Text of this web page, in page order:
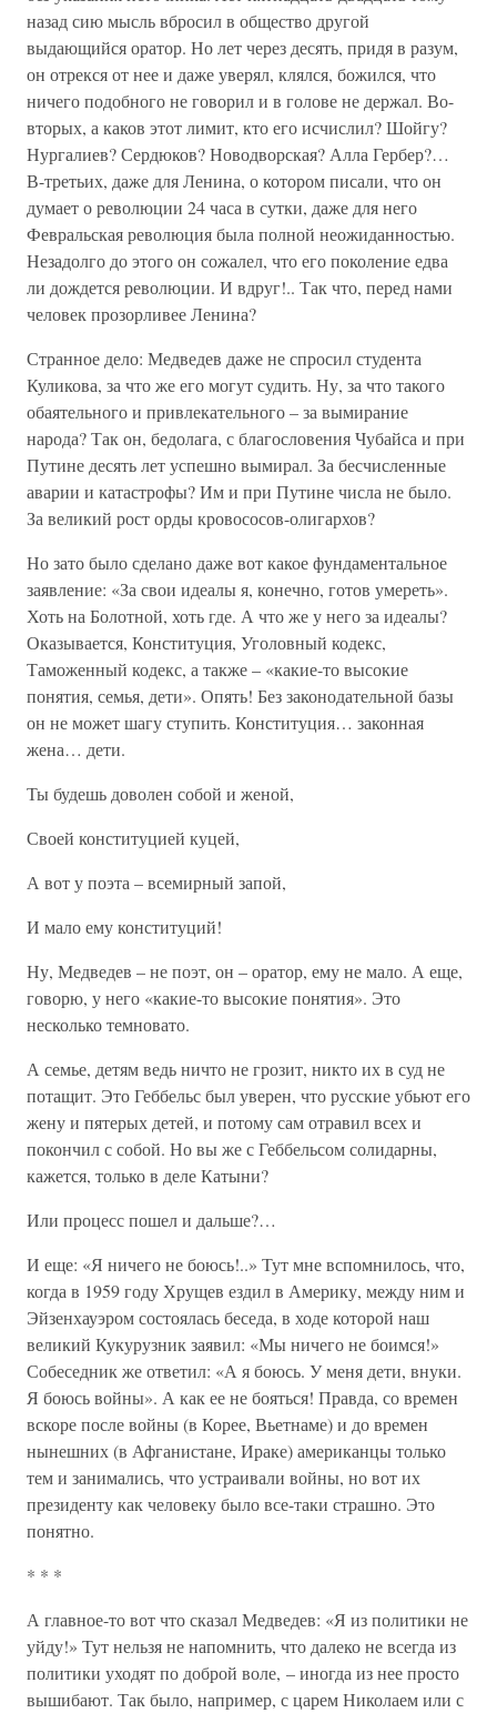
назад сию мысль вбросил в общество другой
выдающийся оратор. Но лет через десять, придя в разум,
он отрекся от нее и даже уверял, клялся, божился, что
ничего подобного не говорил и в голове не держал. Во-
вторых, а каков этот лимит, кто его исчислил? Шойгу?
Нургалиев? Сердюков? Новодворская? Алла Гербер?…
В-третьих, даже для Ленина, о котором писали, что он
думает о революции 24 часа в сутки, даже для него
Февральская революция была полной неожиданностью.
Незадолго до этого он сожалел, что его поколение едва
ли дождется революции. И вдруг!.. Так что, перед нами
человек прозорливее Ленина?
Странное дело: Медведев даже не спросил студента
Куликова, за что же его могут судить. Ну, за что такого
обаятельного и привлекательного – за вымирание
народа? Так он, бедолага, с благословения Чубайса и при
Путине десять лет успешно вымирал. За бесчисленные
аварии и катастрофы? Им и при Путине числа не было.
За великий рост орды кровососов-олигархов?
Но зато было сделано даже вот какое фундаментальное
заявление: «За свои идеалы я, конечно, готов умереть».
Хоть на Болотной, хоть где. А что же у него за идеалы?
Оказывается, Конституция, Уголовный кодекс,
Таможенный кодекс, а также – «какие-то высокие
понятия, семья, дети». Опять! Без законодательной базы
он не может шагу ступить. Конституция… законная
жена… дети.
Ты будешь доволен собой и женой,
Своей конституцией куцей,
А вот у поэта – всемирный запой,
И мало ему конституций!
Ну, Медведев – не поэт, он – оратор, ему не мало. А еще,
говорю, у него «какие-то высокие понятия». Это
несколько темновато.
А семье, детям ведь ничто не грозит, никто их в суд не
потащит. Это Геббельс был уверен, что русские убьют его
жену и пятерых детей, и потому сам отравил всех и
покончил с собой. Но вы же с Геббельсом солидарны,
кажется, только в деле Катыни?
Или процесс пошел и дальше?…
И еще: «Я ничего не боюсь!..» Тут мне вспомнилось, что,
когда в 1959 году Хрущев ездил в Америку, между ним и
Эйзенхауэром состоялась беседа, в ходе которой наш
великий Кукурузник заявил: «Мы ничего не боимся!»
Собеседник же ответил: «А я боюсь. У меня дети, внуки.
Я боюсь войны». А как ее не бояться! Правда, со времен
вскоре после войны (в Корее, Вьетнаме) и до времен
нынешних (в Афганистане, Ираке) американцы только
тем и занимались, что устраивали войны, но вот их
президенту как человеку было все-таки страшно. Это
понятно.
* * *
А главное-то вот что сказал Медведев: «Я из политики не
уйду!» Тут нельзя не напомнить, что далеко не всегда из
политики уходят по доброй воле, – иногда из нее просто
вышибают. Так было, например, с царем Николаем или с